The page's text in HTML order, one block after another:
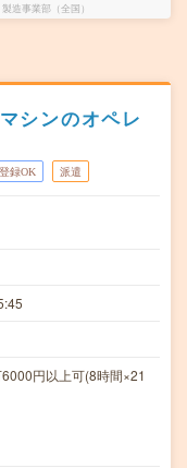
造事業部（全国）
シンのオペレ
録OK 派遣
円以上可(8時間×21